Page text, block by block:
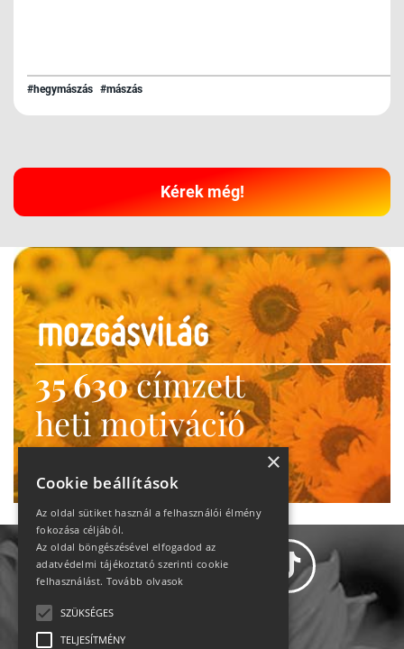
#hegymászás #mászás
Kérek még!
35 630címzett
heti motiváció
Ne maradj le!
×
Cookie beállítások
Az oldal sütiket használ a felhasználói élmény
fokozása céljából.
Az oldal böngészésével elfogadod az
adatvédelmi tájékoztató szerinti cookie
felhasználást. Tovább olvasok
SZÜKSÉGES
TELJESÍTMÉNY